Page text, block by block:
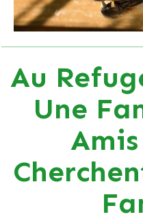
Au
Une